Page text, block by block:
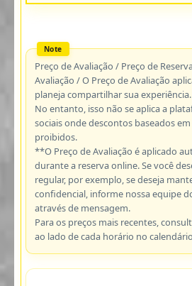
Preço de Avaliação / Preço de
Avaliação / O Preço de Avaliação
planeja compartilhar sua experiência.
No entanto, isso não se aplica a
sociais onde descontos baseados
proibidos.
**O Preço de Avaliação é aplicado
durante a reserva online. Se você
regular, por exemplo, se deseja
confidencial, informe nossa equipe
através de mensagem.
Para os preços mais recentes,
ao lado de cada horário no